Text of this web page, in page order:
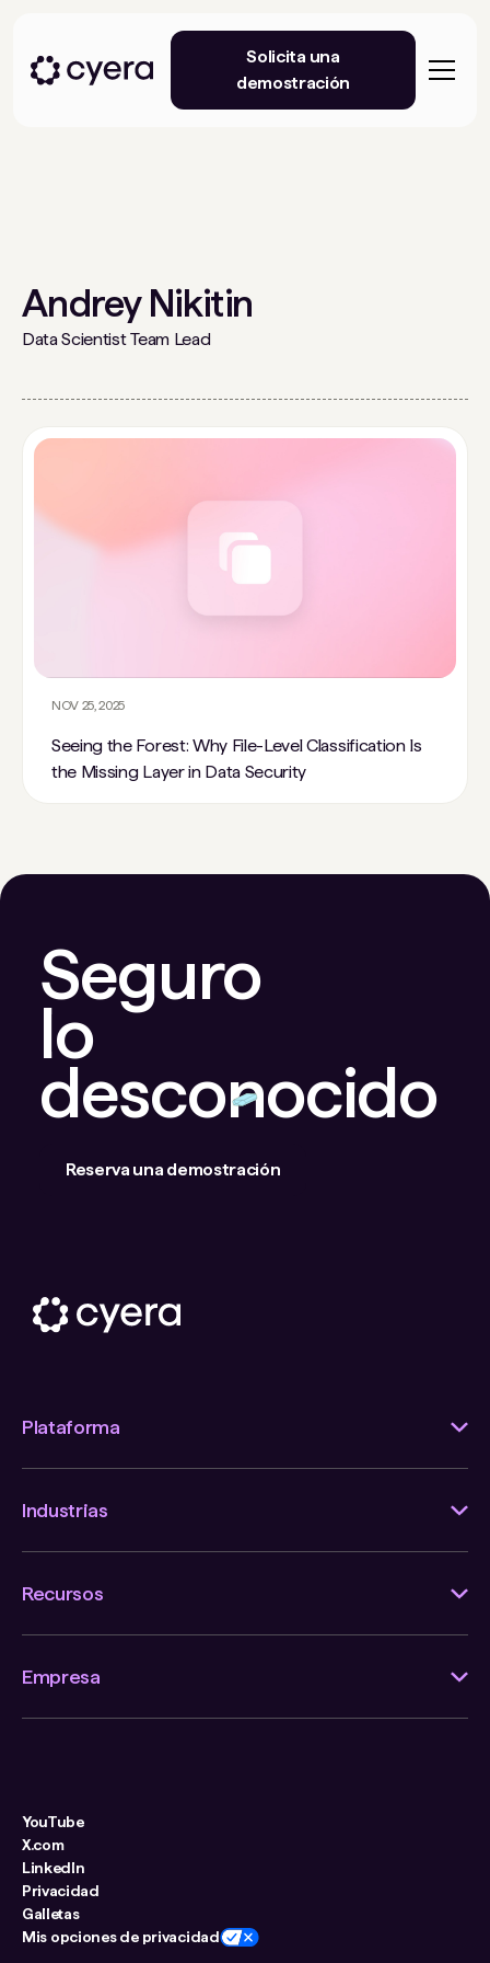
Solicita una
demostración
Andrey Nikitin
Data Scientist Team Lead
NOV 25, 2025
Seeing the Forest: Why File-Level Classification Is
the Missing Layer in Data Security
Seguro
lo
desconocido
Reserva una demostración
Plataforma
Industrias
Recursos
Empresa
YouTube
X.com
LinkedIn
Privacidad
Galletas
Mis opciones de privacidad